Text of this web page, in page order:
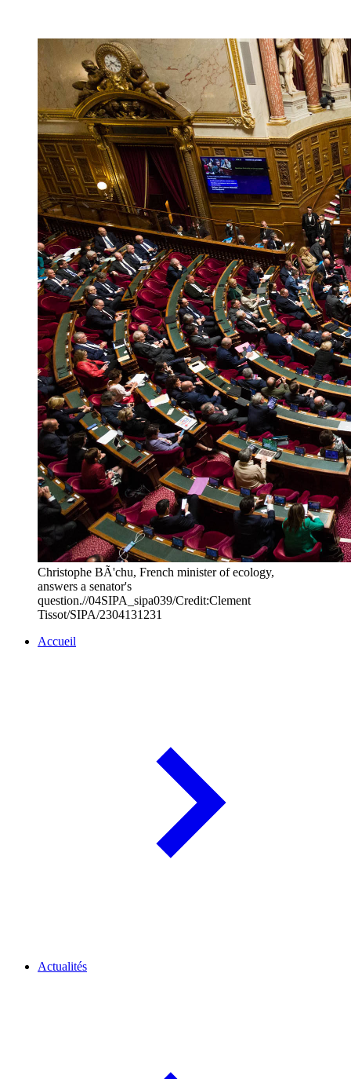
Christophe BÃ'chu, French minister of ecology,
answers a senator's
question.//04SIPA_sipa039/Credit:Clement
Tissot/SIPA/2304131231
Accueil
Actualités